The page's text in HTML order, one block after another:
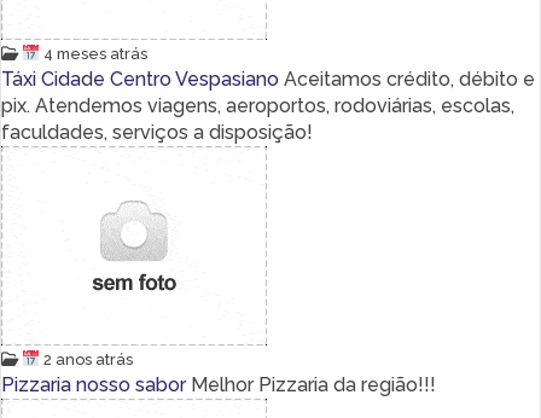
4 meses atrás
Táxi Cidade Centro Vespasiano Aceitamos crédito, débito e
pix. Atendemos viagens, aeroportos, rodoviárias, escolas,
faculdades, serviços a disposição!
2 anos atrás
Pizzaria nosso sabor Melhor Pizzaria da região!!!